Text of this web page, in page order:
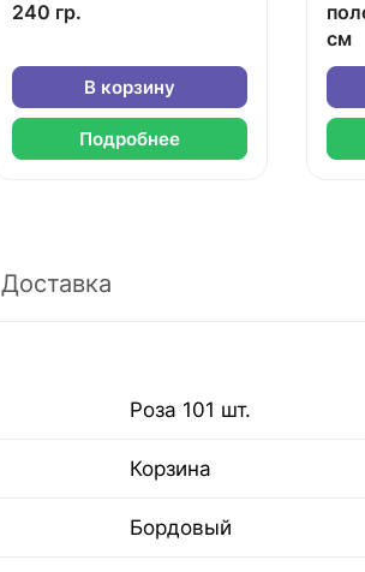
240 гр.
В корзину
Подробнее
см
Доставка
Роза 101 шт.
Корзина
Бордовый